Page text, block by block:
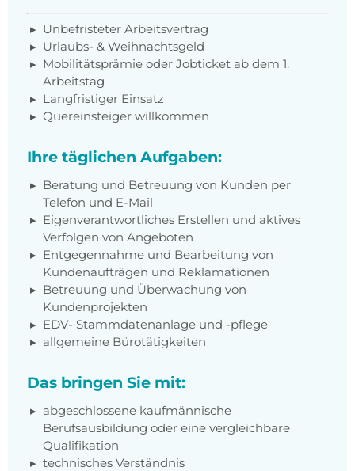
Unbefristeter Arbeitsvertrag
Urlaubs- & Weihnachtsgeld
Mobilitätsprämie oder Jobticket ab dem 1.
Arbeitstag
Langfristiger Einsatz
Quereinsteiger willkommen
Ihre täglichen Aufgaben:
Beratung und Betreuung von Kunden per
Telefon und E-Mail
Eigenverantwortliches Erstellen und aktives
Verfolgen von Angeboten
Entgegennahme und Bearbeitung von
Kundenaufträgen und Reklamationen
Betreuung und Überwachung von
Kundenprojekten
EDV- Stammdatenanlage und -pflege
allgemeine Bürotätigkeiten
Das bringen Sie mit:
abgeschlossene kaufmännische
Berufsausbildung oder eine vergleichbare
Qualifikation
technisches Verständnis